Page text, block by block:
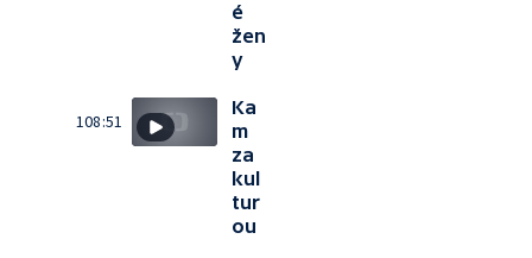
é
žen
y
108:51
Ka
m
za
kul
tur
ou